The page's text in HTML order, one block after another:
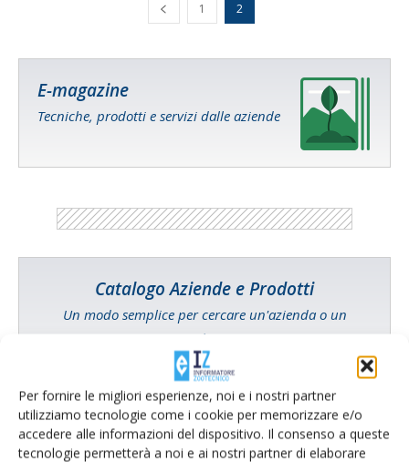
Per fornire le migliori esperienze, noi e i nostri partner
utilizziamo tecnologie come i cookie per memorizzare e/o
accedere alle informazioni del dispositivo. Il consenso a queste
tecnologie permetterà a noi e ai nostri partner di elaborare
1 2
E-magazine
Tecniche, prodotti e servizi dalle aziende
Catalogo Aziende e Prodotti
Un modo semplice per cercare un'azienda o un
prodotto!
Cerca adesso